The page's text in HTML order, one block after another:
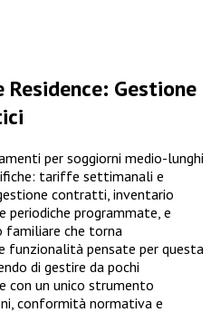
Gestione
per soggiorni medio-lunghi
tariffe settimanali e
contratti, inventario
programmate, e
familiare che torna
funzionalità pensate per questa
di gestire da pochi
con un unico strumento
conformità normativa e